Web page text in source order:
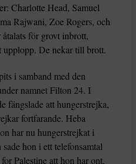
Charlotte Head, Samuel
Rajwani, Zoe Rogers, och
för grovt inbrott,
upplopp. De nekar till brott.
i samband med den
namnet Filton 24. I
fängslade att hungerstrejka,
fortfarande. Heba
har nu hungerstrejkat i
hon i ett telefonsamtal
Palestine att hon har ont,